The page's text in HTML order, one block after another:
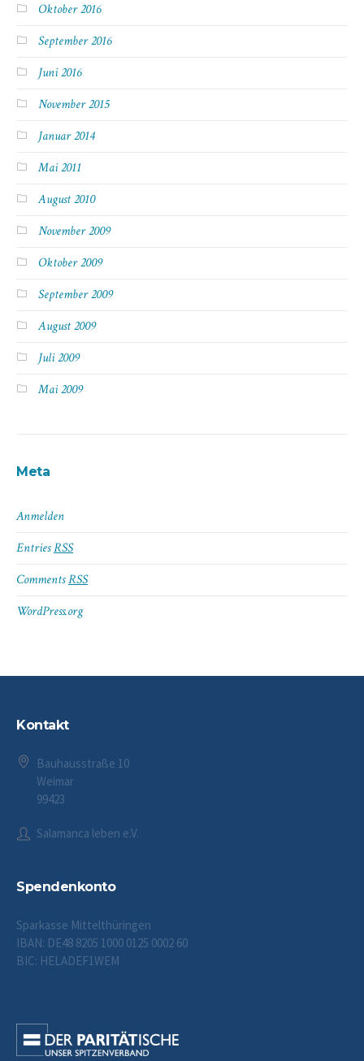
Oktober 2016
September 2016
Juni 2016
November 2015
Januar 2014
Mai 2011
August 2010
November 2009
Oktober 2009
September 2009
August 2009
Juli 2009
Mai 2009
Meta
Anmelden
EntriesRSS
CommentsRSS
WordPress.org
Kontakt
Bauhausstraße 10
Weimar
99423
Salamanca leben e.V.
Spendenkonto
Sparkasse Mittelthüringen
IBAN: DE48 8205 1000 0125 0002 60
BIC: HELADEF1WEM